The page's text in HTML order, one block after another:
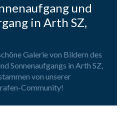
und
in Arth SZ,
Galerie von Bildern des
Sonnenaufgangs in Arth SZ,
von unserer
Community!